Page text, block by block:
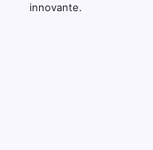
innovante.